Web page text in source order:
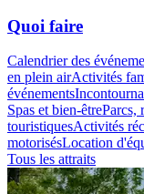
Quoi faire
Calendrier des
en plein airActivités
événements
Spas et bien-êtreParcs,
touristiquesActivités
motorisésLocation
Tous les attraits